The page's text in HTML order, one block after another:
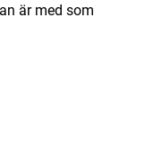
är med som